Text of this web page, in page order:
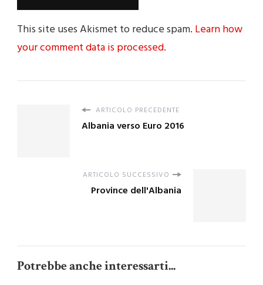
This site uses Akismet to reduce spam. Learn how
your comment data is processed.
ARTICOLO PRECEDENTE
Albania verso Euro 2016
ARTICOLO SUCCESSIVO
Province dell'Albania
Potrebbe anche interessarti...